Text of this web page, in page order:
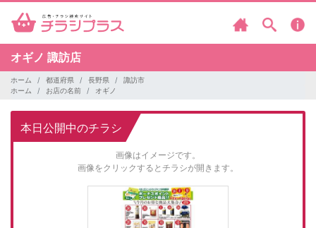
オギノ 諏訪店
ホーム 都道府県 長野県
諏訪市
ホーム
お店の名前 オギノ
本日公開中のチラシ
画像はイメージです。
画像をクリックするとチラシが開きます。